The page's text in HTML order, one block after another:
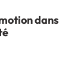
dans